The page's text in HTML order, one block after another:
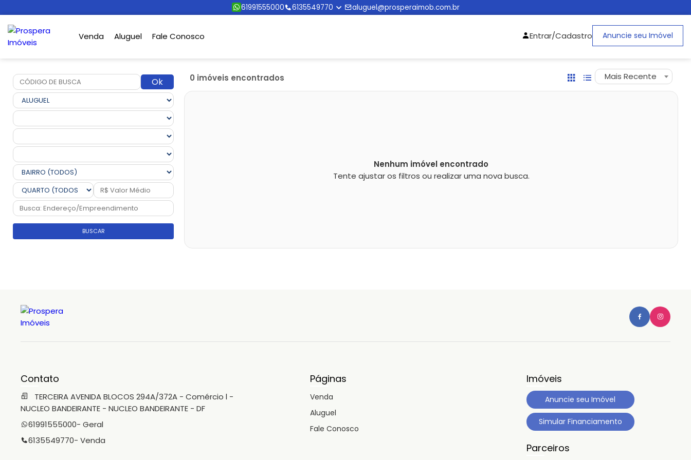
61991555000 6135549770 aluguel@prosperaimob.com.br
Venda Aluguel Fale Conosco Entrar/Cadastro Anuncie seu Imóvel
Ok
BUSCAR
0 imóveis encontrados Mais Recente
Nenhum imóvel encontrado
Tente ajustar os filtros ou realizar uma nova busca.
Contato
TERCEIRA AVENIDA BLOCOS 294A/372A - Comércio l -
NUCLEO BANDEIRANTE - NUCLEO BANDEIRANTE - DF
61991555000- Geral
6135549770- Venda
Páginas
Venda
Aluguel
Fale Conosco
Imóveis
Anuncie seu Imóvel
Simular Financiamento
Parceiros